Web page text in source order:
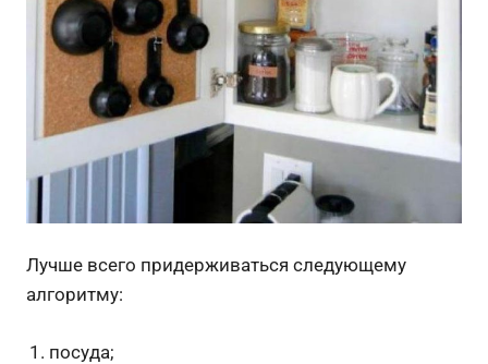
Лучше всего придерживаться следующему
алгоритму:
посуда;